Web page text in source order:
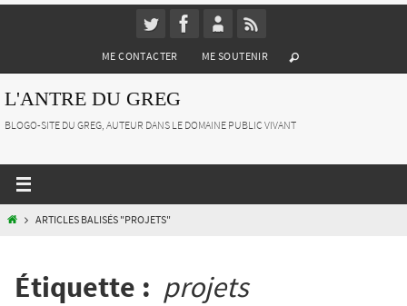
ME CONTACTER ME SOUTENIR
L'ANTRE DU GREG
BLOGO-SITE DU GREG, AUTEUR DANS LE DOMAINE PUBLIC VIVANT
HOMEARTICLES BALISÉS "PROJETS"
Étiquette : projets